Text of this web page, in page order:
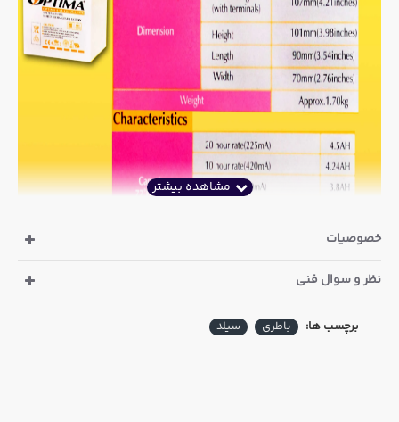
خصوصیات
نظر و سوال فنی
برچسب ها: باطری سیلد